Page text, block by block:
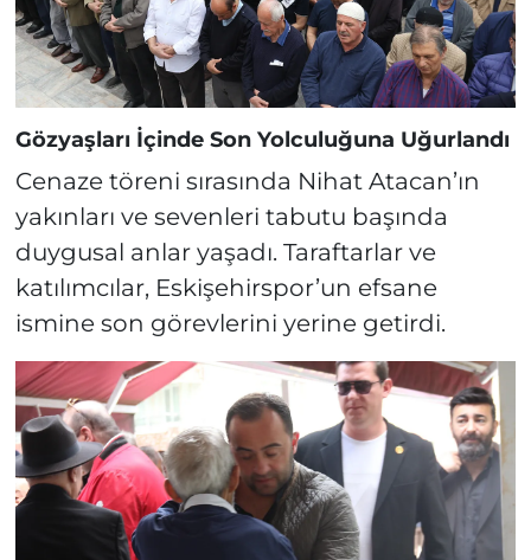
Gözyaşları İçinde Son Yolculuğuna Uğurlandı
Cenaze töreni sırasında Nihat Atacan’ın
yakınları ve sevenleri tabutu başında
duygusal anlar yaşadı. Taraftarlar ve
katılımcılar, Eskişehirspor’un efsane
ismine son görevlerini yerine getirdi.